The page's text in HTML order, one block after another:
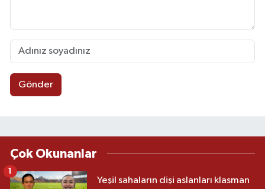
Gönder
Çok Okunanlar
Yeşil sahaların dişi aslanları klasman
1